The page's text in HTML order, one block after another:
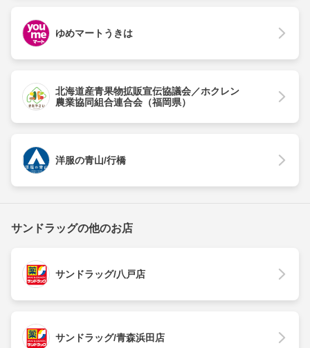
ゆめマートうきは
北海道産青果物拡販宣伝協議会／ホクレン
農業協同組合連合会（福岡県）
洋服の青山/行橋
サンドラッグの他のお店
サンドラッグ/八戸店
サンドラッグ/青森浜田店